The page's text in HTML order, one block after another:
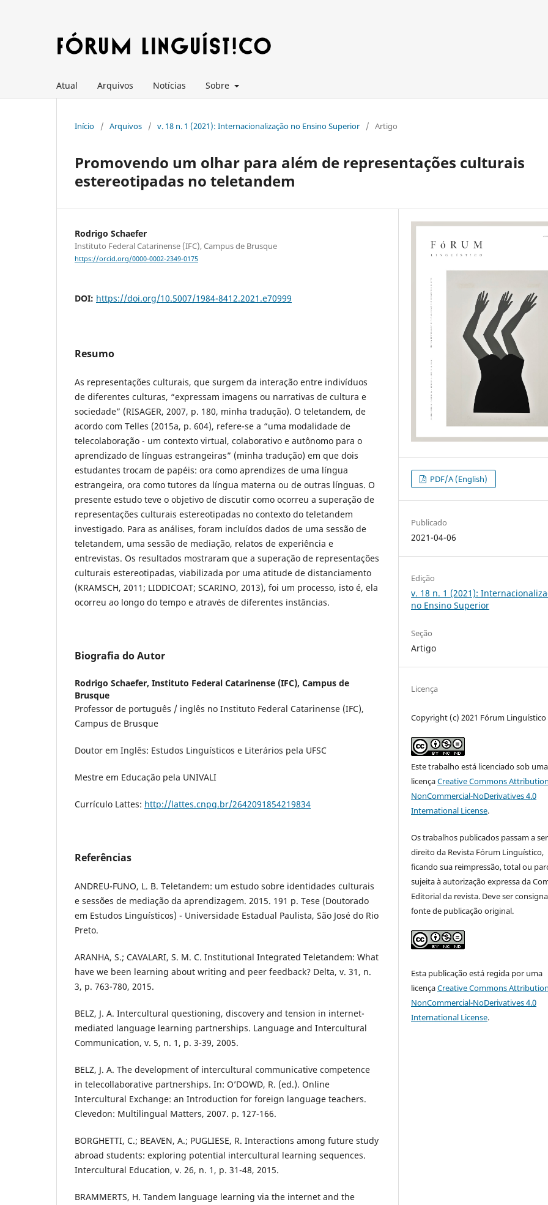
Atual Arquivos Notícias Sobre
Início / Arquivos / v. 18 n. 1 (2021): Internacionalização no Ensino Superior / Artigo
Promovendo um olhar para além de representações culturais
estereotipadas no teletandem
Rodrigo Schaefer
Instituto Federal Catarinense (IFC), Campus de Brusque
https://orcid.org/0000-0002-2349-0175
DOI: https://doi.org/10.5007/1984-8412.2021.e70999
Resumo
As representações culturais, que surgem da interação entre indivíduos
de diferentes culturas, “expressam imagens ou narrativas de cultura e
sociedade” (RISAGER, 2007, p. 180, minha tradução). O teletandem, de
acordo com Telles (2015a, p. 604), refere-se a “uma modalidade de
telecolaboração - um contexto virtual, colaborativo e autônomo para o
aprendizado de línguas estrangeiras” (minha tradução) em que dois
estudantes trocam de papéis: ora como aprendizes de uma língua
estrangeira, ora como tutores da língua materna ou de outras línguas. O
presente estudo teve o objetivo de discutir como ocorreu a superação de
representações culturais estereotipadas no contexto do teletandem
investigado. Para as análises, foram incluídos dados de uma sessão de
teletandem, uma sessão de mediação, relatos de experiência e
entrevistas. Os resultados mostraram que a superação de representações
culturais estereotipadas, viabilizada por uma atitude de distanciamento
(KRAMSCH, 2011; LIDDICOAT; SCARINO, 2013), foi um processo, isto é, ela
ocorreu ao longo do tempo e através de diferentes instâncias.
Biografia do Autor
Rodrigo Schaefer, Instituto Federal Catarinense (IFC), Campus de
Brusque
Professor de português / inglês no Instituto Federal Catarinense (IFC),
Campus de Brusque
Doutor em Inglês: Estudos Linguísticos e Literários pela UFSC
Mestre em Educação pela UNIVALI
Currículo Lattes: http://lattes.cnpq.br/2642091854219834
Referências
ANDREU-FUNO, L. B. Teletandem: um estudo sobre identidades culturais
e sessões de mediação da aprendizagem. 2015. 191 p. Tese (Doutorado
em Estudos Linguísticos) - Universidade Estadual Paulista, São José do Rio
Preto.
ARANHA, S.; CAVALARI, S. M. C. Institutional Integrated Teletandem: What
have we been learning about writing and peer feedback? Delta, v. 31, n.
3, p. 763-780, 2015.
BELZ, J. A. Intercultural questioning, discovery and tension in internet-
mediated language learning partnerships. Language and Intercultural
Communication, v. 5, n. 1, p. 3-39, 2005.
BELZ, J. A. The development of intercultural communicative competence
in telecollaborative partnerships. In: O’DOWD, R. (ed.). Online
Intercultural Exchange: an Introduction for foreign language teachers.
Clevedon: Multilingual Matters, 2007. p. 127-166.
BORGHETTI, C.; BEAVEN, A.; PUGLIESE, R. Interactions among future study
abroad students: exploring potential intercultural learning sequences.
Intercultural Education, v. 26, n. 1, p. 31-48, 2015.
BRAMMERTS, H. Tandem language learning via the internet and the
PDF/A (English)
Publicado
2021-04-06
Edição
v. 18 n. 1 (2021):
no Ensino Superior
Seção
Artigo
Licença
Copyright (c) 2021 Fórum Linguístico
Este trabalho está licenciado sob uma
licençaCreative Commons
NonCommercial-NoDerivatives 4.0
International License.
Os trabalhos publicados passam a
direito da Revista Fórum Linguístico,
ficando sua reimpressão, total ou
sujeita à autorização expressa da
Editorial da revista. Deve ser
fonte de publicação original.
Esta publicação está regida por uma
licençaCreative Commons
NonCommercial-NoDerivatives 4.0
International License.